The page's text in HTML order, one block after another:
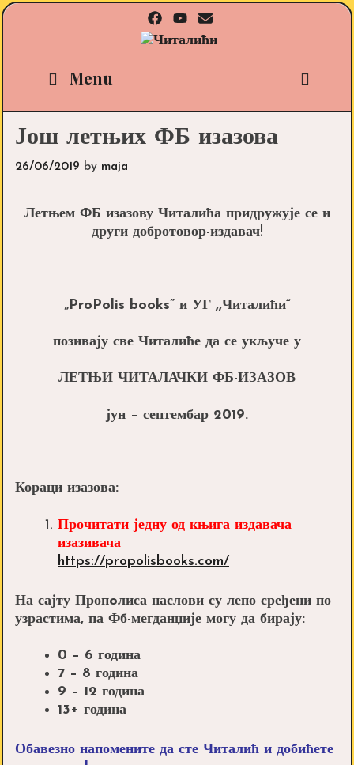
Skip
Menu
Још летњих ФБ изазова
26/06/2019 by maja
Летњем ФБ изазову Читалића придружује се и
други добротовор-издавач!
„ProPolis books” и УГ ,,Читалићи“
позивају све Читалиће да се укључе у
ЛЕТЊИ ЧИТАЛАЧКИ ФБ-ИЗАЗОВ
јун – септембар 2019.
Кораци изазова:
Прочитати једну од књига издавача
изазивача
https://propolisbooks.com/
На сајту Пропoлиса наслови су лепо сређени по
узрастима, па Фб-мегданџије могу да бирају:
0 – 6 година
7 – 8 година
9 – 12 година
13+ година
Обавезно напомените да сте Читалић и добићете